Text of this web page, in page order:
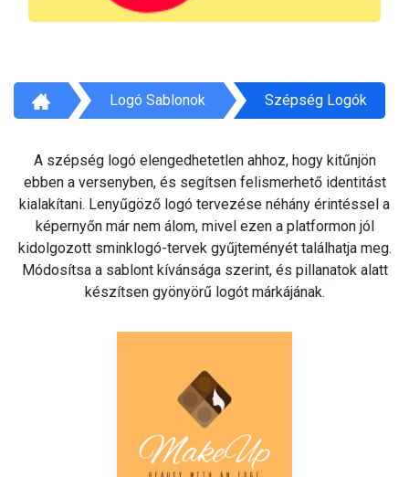
Logó Sablonok Szépség Logók
A szépség logó elengedhetetlen ahhoz, hogy kitűnjön
ebben a versenyben, és segítsen felismerhető identitást
kialakítani. Lenyűgöző logó tervezése néhány érintéssel a
képernyőn már nem álom, mivel ezen a platformon jól
kidolgozott sminklogó-tervek gyűjteményét találhatja meg.
Módosítsa a sablont kívánsága szerint, és pillanatok alatt
készítsen gyönyörű logót márkájának.